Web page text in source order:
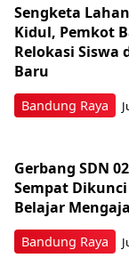
Bandung Raya
Sengketa
Kidul, Pemkot
Relokasi Siswa
Baru
Bandung Raya
Gerbang SDN
Sempat
Belajar